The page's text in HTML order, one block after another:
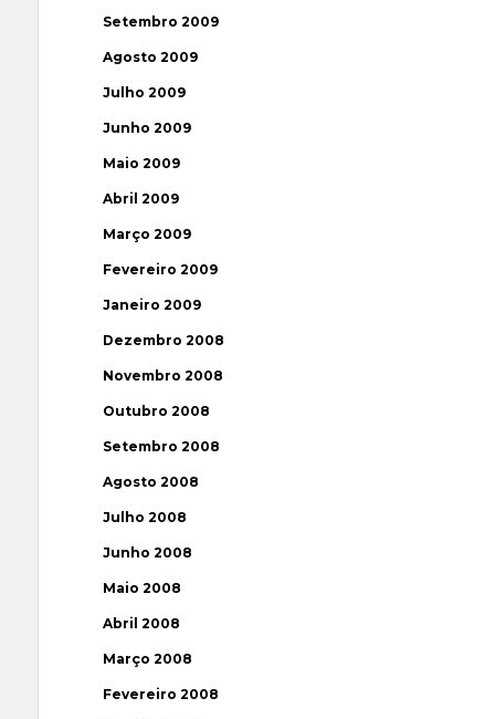
Setembro 2009
Agosto 2009
Julho 2009
Junho 2009
Maio 2009
Abril 2009
Março 2009
Fevereiro 2009
Janeiro 2009
Dezembro 2008
Novembro 2008
Outubro 2008
Setembro 2008
Agosto 2008
Julho 2008
Junho 2008
Maio 2008
Abril 2008
Março 2008
Fevereiro 2008